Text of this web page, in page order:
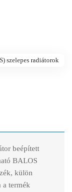
szelepes radiátorok
beépített
BALOS
külön
a termék